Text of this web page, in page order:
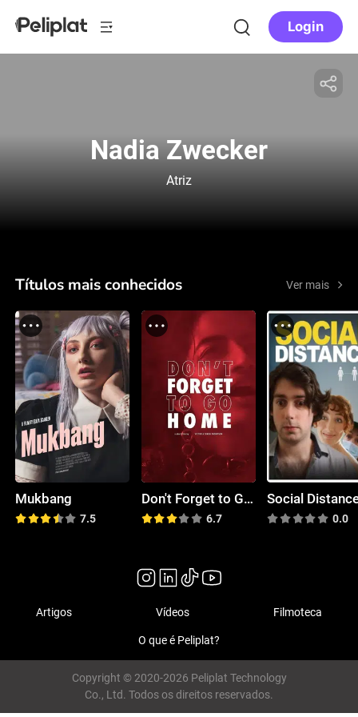
Login
Nadia Zwecker
Atriz
Títulos mais conhecidos Ver mais
Mukbang
7.5
Don't Forget to Go Home
6.7
Social
0.0
Artigos Vídeos Filmoteca
O que é Peliplat?
Copyright © 2020-2026 Peliplat Technology
Co., Ltd. Todos os direitos reservados.